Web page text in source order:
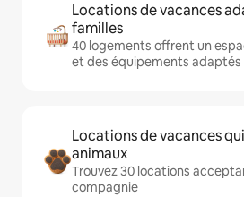
Locations de vacances
familles
40 logements offrent un
et des équipements adaptés
Locations de vacances
animaux
Trouvez 30 locations
compagnie